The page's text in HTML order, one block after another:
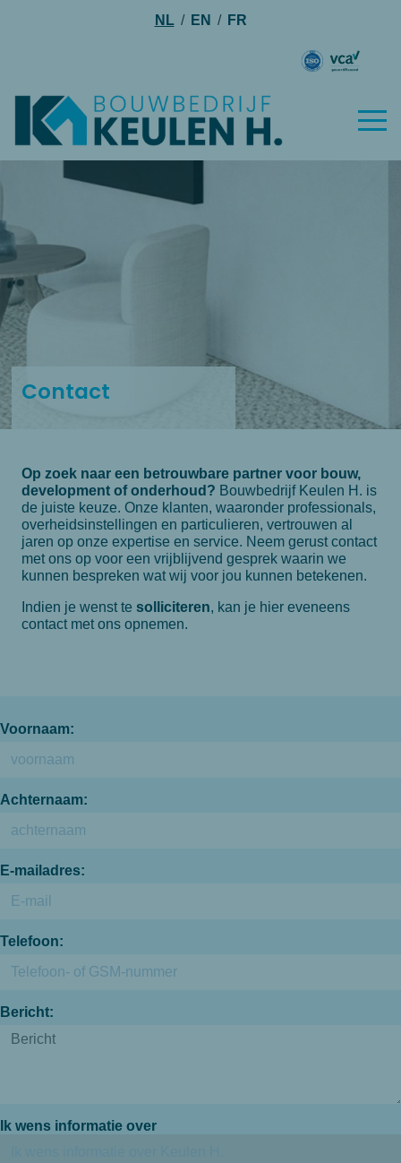
NL / EN / FR
Contact
Op zoek naar een betrouwbare partner voor bouw,
development of onderhoud? Bouwbedrijf Keulen H. is
de juiste keuze. Onze klanten, waaronder professionals,
overheidsinstellingen en particulieren, vertrouwen al
jaren op onze expertise en service. Neem gerust contact
met ons op voor een vrijblijvend gesprek waarin we
kunnen bespreken wat wij voor jou kunnen betekenen.
Indien je wenst te solliciteren, kan je hier eveneens
contact met ons opnemen.
Voornaam:
Achternaam:
E-mailadres:
Telefoon:
Bericht:
Ik wens informatie over